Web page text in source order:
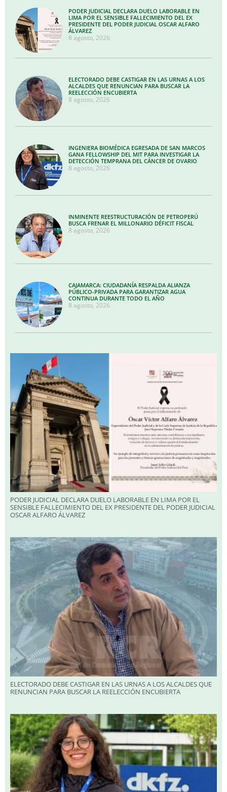
PODER JUDICIAL DECLARA DUELO LABORABLE EN
LIMA POR EL SENSIBLE FALLECIMIENTO DEL EX
PRESIDENTE DEL PODER JUDICIAL OSCAR ALFARO
ÁLVAREZ
8 agosto, 2026
ELECTORADO DEBE CASTIGAR EN LAS URNAS A LOS
ALCALDES QUE RENUNCIAN PARA BUSCAR LA
REELECCIÓN ENCUBIERTA
8 agosto, 2026
INGENIERA BIOMÉDICA EGRESADA DE SAN MARCOS
GANA FELLOWSHIP DEL MIT PARA INVESTIGAR LA
DETECCIÓN TEMPRANA DEL CÁNCER DE OVARIO
8 agosto, 2026
INMINENTE REESTRUCTURACIÓN DE PETROPERÚ
BUSCA FRENAR EL MILLONARIO DÉFICIT FISCAL
8 agosto, 2026
CAJAMARCA: CIUDADANÍA RESPALDA ALIANZA
PÚBLICO-PRIVADA PARA GARANTIZAR AGUA
CONTINUA DURANTE TODO EL AÑO
8 agosto, 2026
PODER JUDICIAL DECLARA DUELO LABORABLE EN LIMA POR EL
SENSIBLE FALLECIMIENTO DEL EX PRESIDENTE DEL PODER JUDICIAL
OSCAR ALFARO ÁLVAREZ
ELECTORADO DEBE CASTIGAR EN LAS URNAS A LOS ALCALDES QUE
RENUNCIAN PARA BUSCAR LA REELECCIÓN ENCUBIERTA